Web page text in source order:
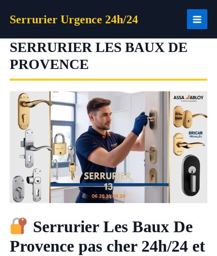
Serrurier Urgence 24h/24
SERRURIER LES BAUX DE
PROVENCE
Serrurier Les Baux De
Provence pas cher 24h/24 et